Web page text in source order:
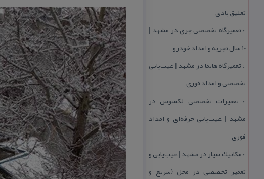
تعلیق بادی
:: تعمیرگاه تخصصی چری در مشهد |
۱۰ سال تجربه و امداد خودرو
:: تعمیرگاه هایما در مشهد | عیب‌یابی
تخصصی و امداد فوری
:: تعمیرات تخصصی لكسوس در
مشهد | عیب‌یابی حرفه‌ای و امداد
فوری
:: مكانیك سیار در مشهد | عیب‌یابی و
تعمیر تخصصی در محل (سریع و